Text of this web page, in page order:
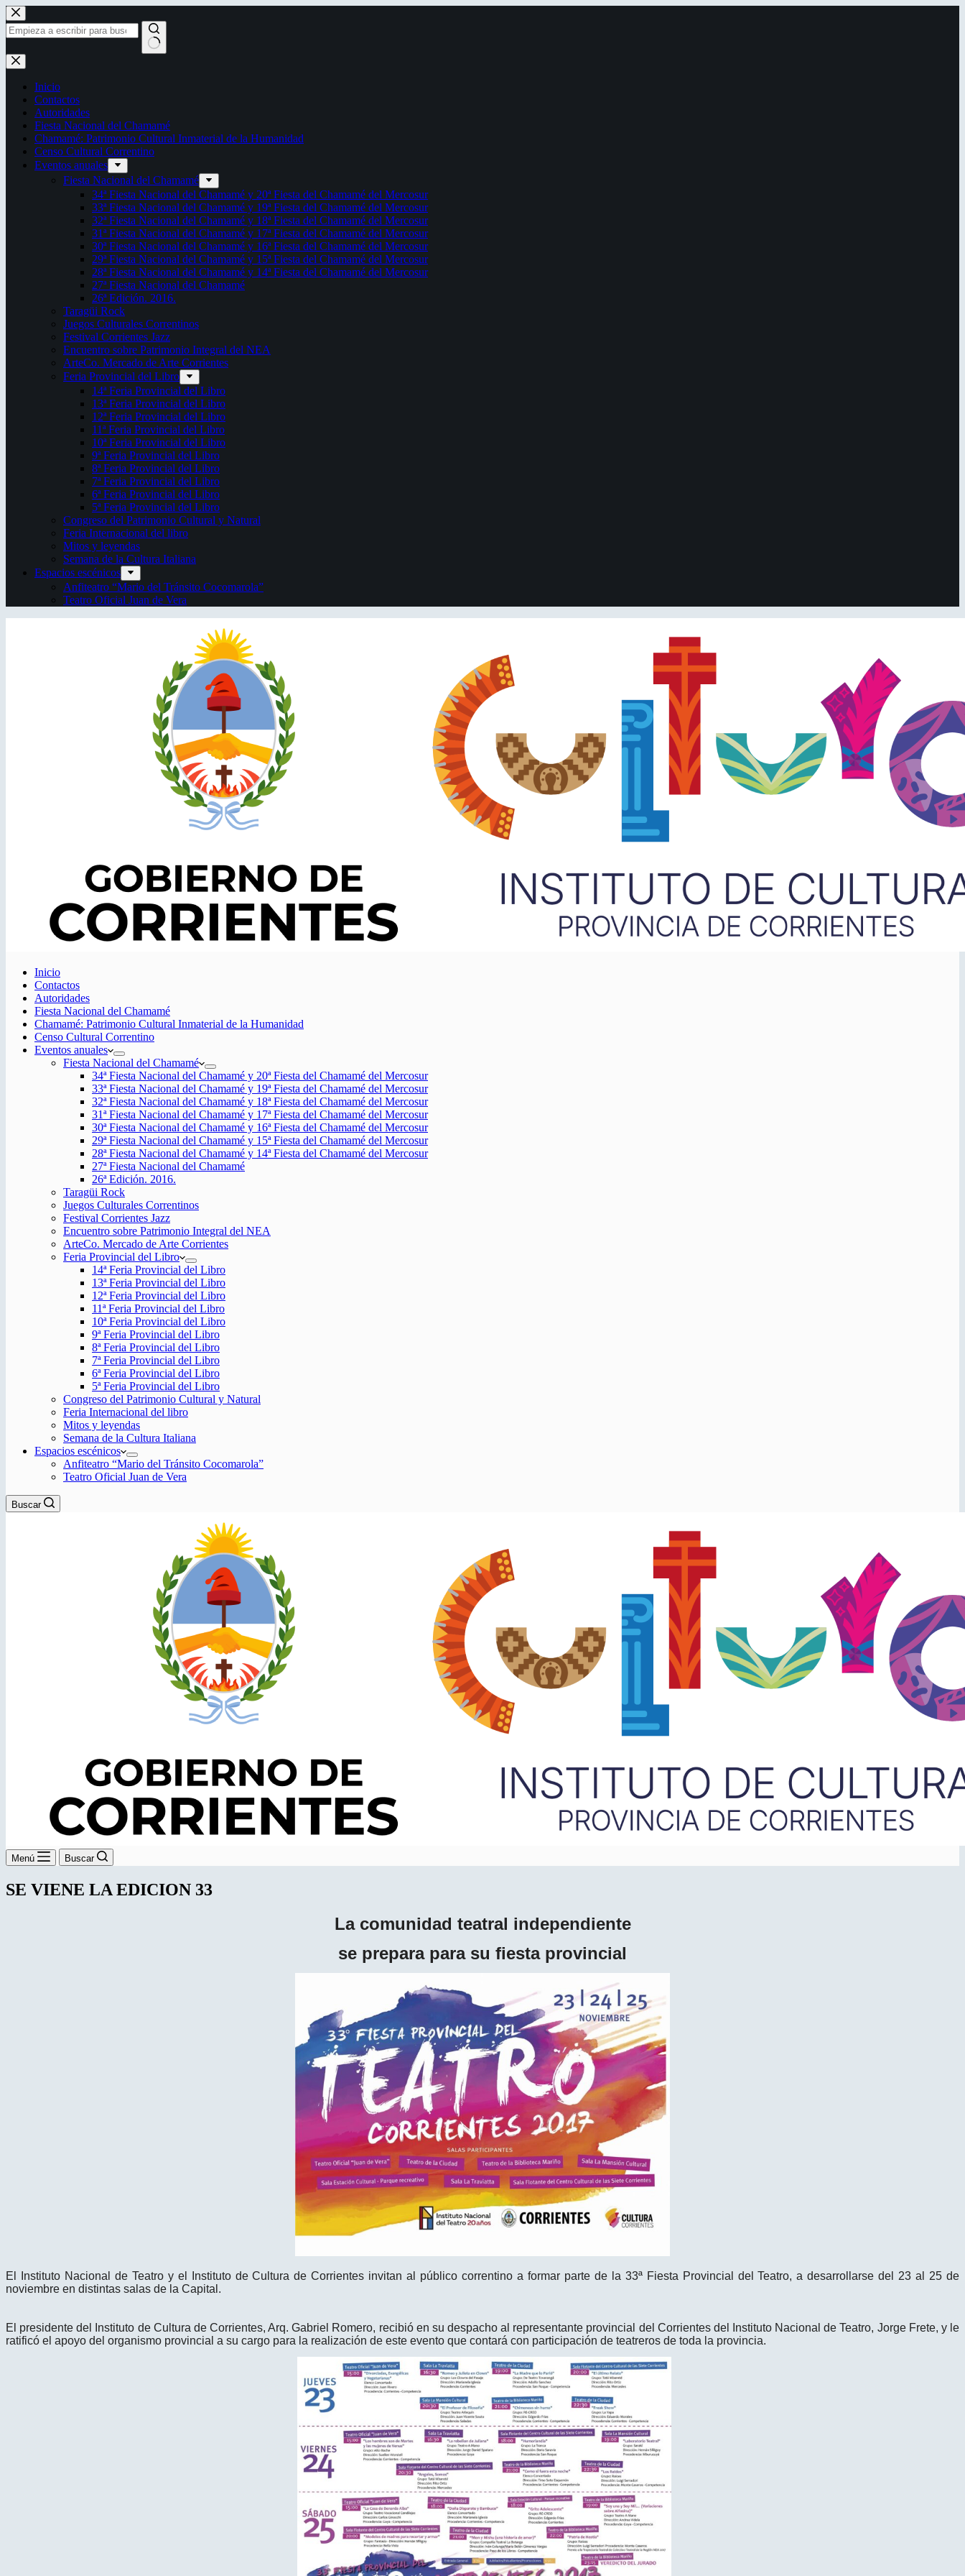
Saltar
al
contenido
Sin
resultados
Inicio
Contactos
Autoridades
Fiesta Nacional del Chamamé
Chamamé: Patrimonio Cultural Inmaterial de la Humanidad
Censo Cultural Correntino
Eventos anuales
Fiesta Nacional del Chamamé
34ª Fiesta Nacional del Chamamé y 20ª Fiesta del Chamamé del Mercosur
33ª Fiesta Nacional del Chamamé y 19ª Fiesta del Chamamé del Mercosur
32ª Fiesta Nacional del Chamamé y 18ª Fiesta del Chamamé del Mercosur
31ª Fiesta Nacional del Chamamé y 17ª Fiesta del Chamamé del Mercosur
30ª Fiesta Nacional del Chamamé y 16ª Fiesta del Chamamé del Mercosur
29ª Fiesta Nacional del Chamamé y 15ª Fiesta del Chamamé del Mercosur
28ª Fiesta Nacional del Chamamé y 14ª Fiesta del Chamamé del Mercosur
27ª Fiesta Nacional del Chamamé
26ª Edición. 2016.
Taragüi Rock
Juegos Culturales Correntinos
Festival Corrientes Jazz
Encuentro sobre Patrimonio Integral del NEA
ArteCo. Mercado de Arte Corrientes
Feria Provincial del Libro
14ª Feria Provincial del Libro
13ª Feria Provincial del Libro
12ª Feria Provincial del Libro
11ª Feria Provincial del Libro
10ª Feria Provincial del Libro
9ª Feria Provincial del Libro
8ª Feria Provincial del Libro
7ª Feria Provincial del Libro
6ª Feria Provincial del Libro
5ª Feria Provincial del Libro
Congreso del Patrimonio Cultural y Natural
Feria Internacional del libro
Mitos y leyendas
Semana de la Cultura Italiana
Espacios escénicos
Anfiteatro “Mario del Tránsito Cocomarola”
Teatro Oficial Juan de Vera
Inicio
Contactos
Autoridades
Fiesta Nacional del Chamamé
Chamamé: Patrimonio Cultural Inmaterial de la Humanidad
Censo Cultural Correntino
Eventos anuales
Fiesta Nacional del Chamamé
34ª Fiesta Nacional del Chamamé y 20ª Fiesta del Chamamé del Mercosur
33ª Fiesta Nacional del Chamamé y 19ª Fiesta del Chamamé del Mercosur
32ª Fiesta Nacional del Chamamé y 18ª Fiesta del Chamamé del Mercosur
31ª Fiesta Nacional del Chamamé y 17ª Fiesta del Chamamé del Mercosur
30ª Fiesta Nacional del Chamamé y 16ª Fiesta del Chamamé del Mercosur
29ª Fiesta Nacional del Chamamé y 15ª Fiesta del Chamamé del Mercosur
28ª Fiesta Nacional del Chamamé y 14ª Fiesta del Chamamé del Mercosur
27ª Fiesta Nacional del Chamamé
26ª Edición. 2016.
Taragüi Rock
Juegos Culturales Correntinos
Festival Corrientes Jazz
Encuentro sobre Patrimonio Integral del NEA
ArteCo. Mercado de Arte Corrientes
Feria Provincial del Libro
14ª Feria Provincial del Libro
13ª Feria Provincial del Libro
12ª Feria Provincial del Libro
11ª Feria Provincial del Libro
10ª Feria Provincial del Libro
9ª Feria Provincial del Libro
8ª Feria Provincial del Libro
7ª Feria Provincial del Libro
6ª Feria Provincial del Libro
5ª Feria Provincial del Libro
Congreso del Patrimonio Cultural y Natural
Feria Internacional del libro
Mitos y leyendas
Semana de la Cultura Italiana
Espacios escénicos
Anfiteatro “Mario del Tránsito Cocomarola”
Teatro Oficial Juan de Vera
Buscar
Menú Buscar
SE VIENE LA EDICION 33
La comunidad teatral independiente
se prepara para su fiesta provincial
El Instituto Nacional de Teatro y el Instituto de Cultura de Corrientes invitan al público correntino a formar parte de la 33ª Fiesta Provincial del Teatro, a desarrollarse del 23 al 25 de
noviembre en distintas salas de la Capital.
El presidente del Instituto de Cultura de Corrientes, Arq. Gabriel Romero, recibió en su despacho al representante provincial del Corrientes del Instituto Nacional de Teatro, Jorge Frete, y le
ratificó el apoyo del organismo provincial a su cargo para la realización de este evento que contará con participación de teatreros de toda la provincia.